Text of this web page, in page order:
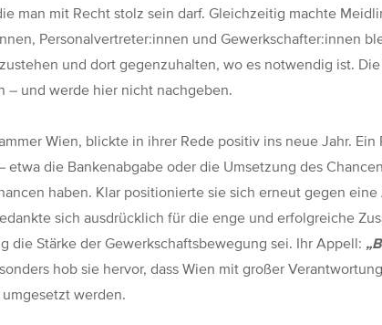
man mit Recht stolz sein darf. Gleichzeitig machte
Personalvertreter:innen und Gewerkschafter:innen
und dort gegenzuhalten, wo es notwendig ist.
– und werde hier nicht nachgeben.
Wien, blickte in ihrer Rede positiv ins neue Jahr.
die Bankenabgabe oder die Umsetzung des
haben. Klar positionierte sie sich erneut gegen
sich ausdrücklich für die enge und erfolgreiche
Stärke der Gewerkschaftsbewegung sei. Ihr Appell:
hob sie hervor, dass Wien mit großer
werden.